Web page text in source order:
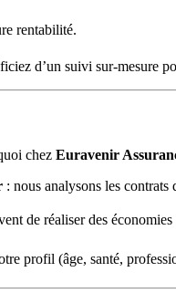
rentabilité.
d’un suivi sur-mesure
chez Euravenir
: nous analysons les
de réaliser des
profil (âge, santé,